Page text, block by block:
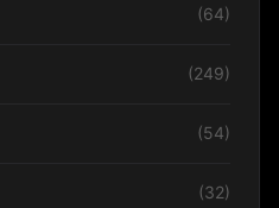
(64)
(249)
(54)
(32)